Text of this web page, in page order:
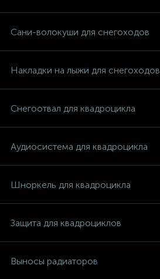
Сани-волокуши для снегоходов
Накладки на лыжи для снегоходов
Снегоотвал для квадроцикла
Аудиосистема для квадроцикла
Шноркель для квадроцикла
Защита для квадроциклов
Выносы радиаторов